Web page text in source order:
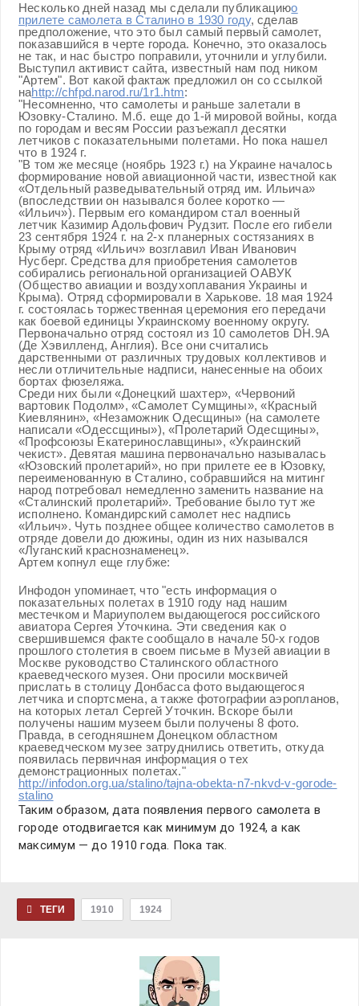
Несколько дней назад мы сделали публикациюо
прилете самолета в Сталино в 1930 году, сделав
предположение, что это был самый первый самолет,
показавшийся в черте города. Конечно, это оказалось
не так, и нас быстро поправили, уточнили и углубили.
Выступил активист сайта, известный нам под ником
"Артем". Вот какой фактаж предложил он со ссылкой
наhttp://chfpd.narod.ru/1r1.htm:
"Несомненно, что самолеты и раньше залетали в
Юзовку-Сталино. М.б. еще до 1-й мировой войны, когда
по городам и весям России разъежапл десятки
летчиков с показательными полетами. Но пока нашел
что в 1924 г.
"В том же месяце (ноябрь 1923 г.) на Украине началось
формирование новой авиационной части, известной как
«Отдельный разведывательный отряд им. Ильича»
(впоследствии он назывался более коротко —
«Ильич»). Первым его командиром стал военный
летчик Казимир Адольфович Рудзит. После его гибели
23 сентября 1924 г. на 2-х планерных состязаниях в
Крыму отряд «Ильич» возглавил Иван Иванович
Нусберг. Средства для приобретения самолетов
собирались региональной организацией ОАВУК
(Общество авиации и воздухоплавания Украины и
Крыма). Отряд сформировали в Харькове. 18 мая 1924
г. состоялась торжественная церемония его передачи
как боевой единицы Украинскому военному округу.
Первоначально отряд состоял из 10 самолетов DH.9A
(Де Хэвилленд, Англия). Все они считались
дарственными от различных трудовых коллективов и
несли отличительные надписи, нанесенные на обоих
бортах фюзеляжа.
Среди них были «Донецкий шахтер», «Червоний
вартовик Подолм», «Самолет Сумщины», «Красный
Киевлянин», «Незаможник Одесщины» (на самолете
написали «Одессщины»), «Пролетарий Одесщины»,
«Профсоюзы Екатеринославщины», «Украинский
чекист». Девятая машина первоначально называлась
«Юзовский пролетарий», но при прилете ее в Юзовку,
переименованную в Сталино, собравшийся на митинг
народ потребовал немедленно заменить название на
«Сталинский пролетарий». Требование было тут же
исполнено. Командирский самолет нес надпись
«Ильич». Чуть позднее общее количество самолетов в
отряде довели до дюжины, один из них назывался
«Луганский краснознаменец».
Артем копнул еще глубже:
Инфодон упоминает, что "есть информация о
показательных полетах в 1910 году над нашим
местечком и Мариуполем выдающегося российского
авиатора Сергея Уточкина. Эти сведения как о
свершившемся факте сообщало в начале 50-х годов
прошлого столетия в своем письме в Музей авиации в
Москве руководство Сталинского областного
краеведческого музея. Они просили москвичей
прислать в столицу Донбасса фото выдающегося
летчика и спортсмена, а также фотографии аэропланов,
на которых летал Сергей Уточкин. Вскоре были
получены нашим музеем были получены 8 фото.
Правда, в сегодняшнем Донецком областном
краеведческом музее затруднились ответить, откуда
появилась первичная информация о тех
демонстрационных полетах."
http://infodon.org.ua/stalino/tajna-obekta-n7-nkvd-v-gorode-
stalino
Таким образом, дата появления первого самолета в
городе отодвигается как минимум до 1924, а как
максимум — до 1910 года. Пока так.
ТЕГИ 1910 1924